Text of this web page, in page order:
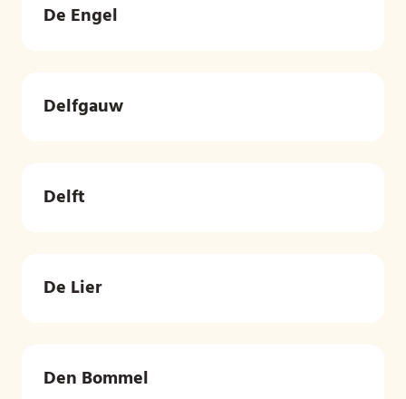
De Engel
Delfgauw
Delft
De Lier
Den Bommel